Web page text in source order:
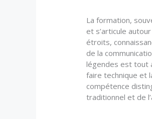
La formation,
et s’articule
étroits,
de la
légendes est tout
faire technique et
compétence
traditionnel et de